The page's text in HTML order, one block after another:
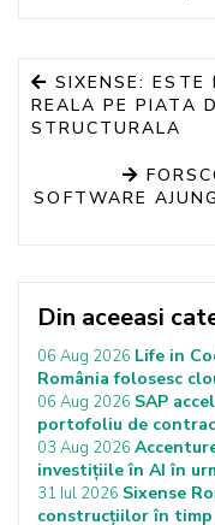
SIXENSE: ESTE
REALA PE PIATA
STRUCTURALA
SOFTWARE
Din aceeasi
06 Aug 2026 Life in
România folosesc
06 Aug 2026 SAP
portofoliu de
03 Aug 2026
investițiile în AI în
31 Iul 2026 Sixense
construcțiilor în